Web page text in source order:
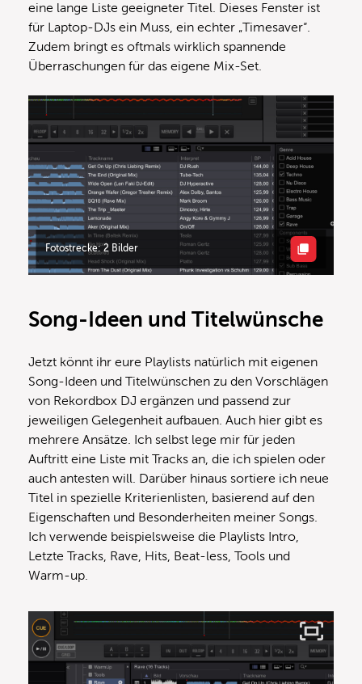
eine lange Liste geeigneter Titel. Dieses Fenster ist
für Laptop-DJs ein Muss, ein echter „Timesaver“.
Zudem bringt es oftmals wirklich spannende
Überraschungen für das eigene Mix-Set.
Fotostrecke: 2 Bilder
Song-Ideen und Titelwünsche
Jetzt könnt ihr eure Playlists natürlich mit eigenen
Song-Ideen und Titelwünschen zu den Vorschlägen
von Rekordbox DJ ergänzen und passend zur
jeweiligen Gelegenheit aufbauen. Auch hier gibt es
mehrere Ansätze. Ich selbst lege mir für jeden
Auftritt eine Liste mit Tracks an, die ich spielen oder
auch antesten will. Darüber hinaus sortiere ich neue
Titel in spezielle Kriterienlisten, basierend auf den
Eigenschaften und Besonderheiten meiner Songs.
Ich verwende beispielsweise die Playlists Intro,
Letzte Tracks, Rave, Hits, Beat-less, Tools und
Warm-up.